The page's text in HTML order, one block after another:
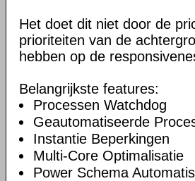
Het doet dit niet door de
prioriteiten van de
hebben op de
Belangrijkste features:
Processen Watchdog
Geautomatiseerde
Instantie Beperkingen
Multi-Core Optimalisatie
Power Schema